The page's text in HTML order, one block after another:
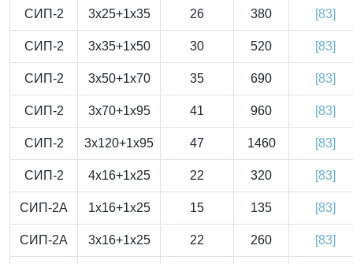
СИП-2 3x25+1x35 26 380 [83]
СИП-2 3x35+1x50 30 520 [83]
СИП-2 3x50+1x70 35 690 [83]
СИП-2 3x70+1x95 41 960 [83]
СИП-2 3x120+1x95 47 1460 [83]
СИП-2 4x16+1x25 22 320 [83]
СИП-2А 1x16+1x25 15 135 [83]
СИП-2А 3x16+1x25 22 260 [83]